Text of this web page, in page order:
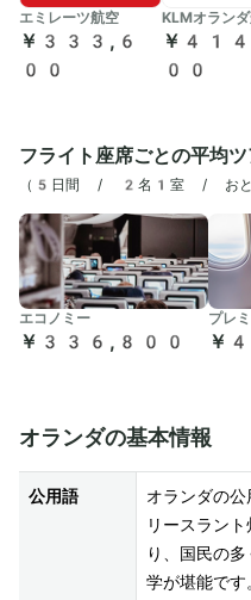
エミレーツ航空
￥333,6
00
KLMオラン
￥
00
フライト座席ごとの平均
（ 5日間 / 2名1室 / おと
エコノミー
￥336,800
プレ
￥
オランダの基本情報
公用語
オランダの
リースラン
り、国民の
学が堪能で